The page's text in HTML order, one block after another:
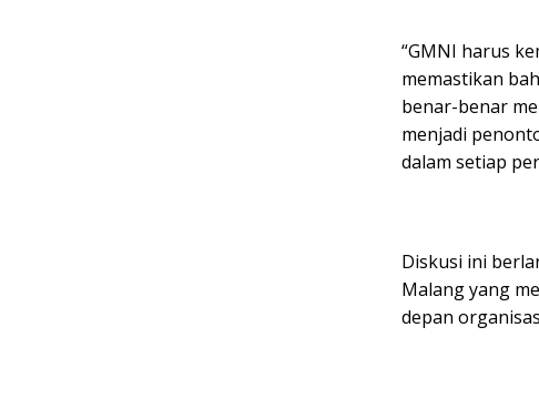
“GMNI harus
memastikan
benar-benar
menjadi
dalam setiap
Diskusi ini
Malang yang
depan